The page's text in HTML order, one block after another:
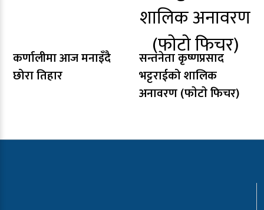
कर्णालीमा आज मनाइँदै
छोरा तिहार
सन्तनेता कृष्णप्रसाद
भट्टराईको शालिक
अनावरण (फाेटाे फिचर)